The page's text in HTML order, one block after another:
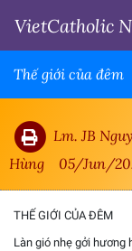
VietCatholic
Thế giới của đêm
Lm. JB
Hùng
05/Jun/
THẾ GIỚI CỦA ĐÊM
Làn gió nhẹ gởi hương